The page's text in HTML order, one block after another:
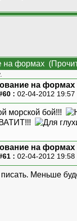
на формах
на формах
: 02-04-2012
морской бой!!!
на формах
: 02-04-2012
Меньше